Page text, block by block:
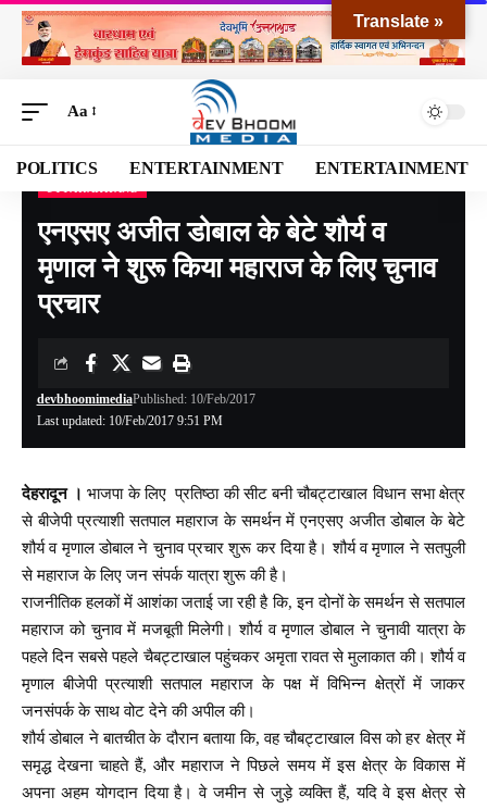
Aa
POLITICS ENTERTAINMENT ENTERTAINMENT
Devbhoomi Media>Blog> NATIONAL>UTTARAKHAND> एनएसए अजीत डोबाल के बेटे शौर्य व मृणाल ने शुरू किया महाराज के लिए चुनाव प्रचार
एनएसए अजीत डोबाल के बेटे शौर्य व
मृणाल ने शुरू किया महाराज के लिए चुनाव
प्रचार
Last updated: 10/Feb/2017 9:51 PM
devbhoomimediaPublished: 10/Feb/2017
देहरादून । भाजपा के लिए प्रतिष्ठा की सीट बनी चौबट्टाखाल विधान सभा क्षेत्र
से बीजेपी प्रत्याशी सतपाल महाराज के समर्थन में एनएसए अजीत डोबाल के बेटे
शौर्य व मृणाल डोबाल ने चुनाव प्रचार शुरू कर दिया है। शौर्य व मृणाल ने सतपुली
से महाराज के लिए जन संपर्क यात्रा शुरू की है।
राजनीतिक हलकों में आशंका जताई जा रही है कि, इन दोनों के समर्थन से सतपाल
महाराज को चुनाव में मजबूती मिलेगी। शौर्य व मृणाल डोबाल ने चुनावी यात्रा के
पहले दिन सबसे पहले चैबट्टाखाल पहुंचकर अमृता रावत से मुलाकात की। शौर्य व
मृणाल बीजेपी प्रत्याशी सतपाल महाराज के पक्ष में विभिन्न क्षेत्रों में जाकर
जनसंपर्क के साथ वोट देने की अपील की।
शौर्य डोबाल ने बातचीत के दौरान बताया कि, वह चौबट्टाखाल विस को हर क्षेत्र में
समृद्ध देखना चाहते हैं, और महाराज ने पिछले समय में इस क्षेत्र के विकास में
अपना अहम योगदान दिया है। वे जमीन से जुड़े व्यक्ति हैं, यदि वे इस क्षेत्र से
Translate »